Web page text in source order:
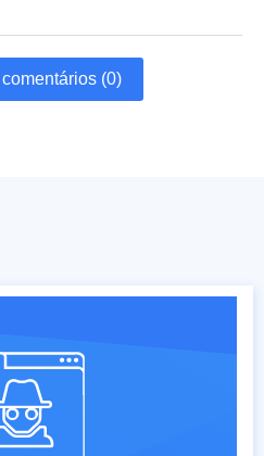
(0)